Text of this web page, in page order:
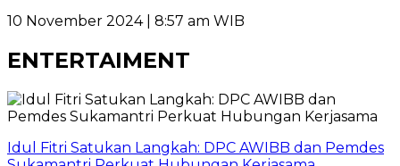
10 November 2024 | 8:57 am WIB
ENTERTAIMENT
Idul Fitri Satukan Langkah: DPC AWIBB dan Pemdes